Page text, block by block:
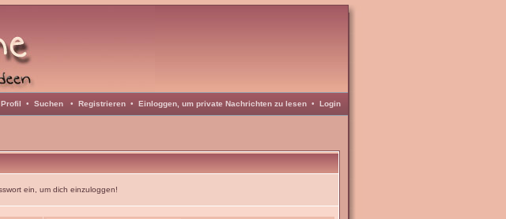
Profil • Suchen • Registrieren • Einloggen, um private Nachrichten zu lesen • Login
ein, um dich einzuloggen!